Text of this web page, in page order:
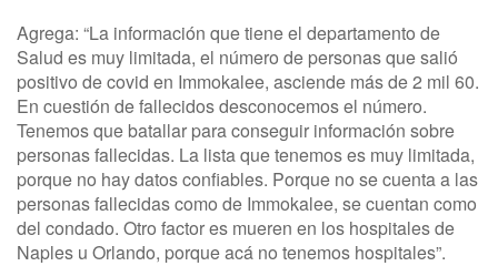
Agrega: “La información que tiene el departamento de
Salud es muy limitada, el número de personas que salió
positivo de covid en Immokalee, asciende más de 2 mil 60.
En cuestión de fallecidos desconocemos el número.
Tenemos que batallar para conseguir información sobre
personas fallecidas. La lista que tenemos es muy limitada,
porque no hay datos confiables. Porque no se cuenta a las
personas fallecidas como de Immokalee, se cuentan como
del condado. Otro factor es mueren en los hospitales de
Naples u Orlando, porque acá no tenemos hospitales”.